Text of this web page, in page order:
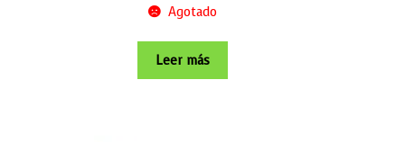
Agotado
Leer más